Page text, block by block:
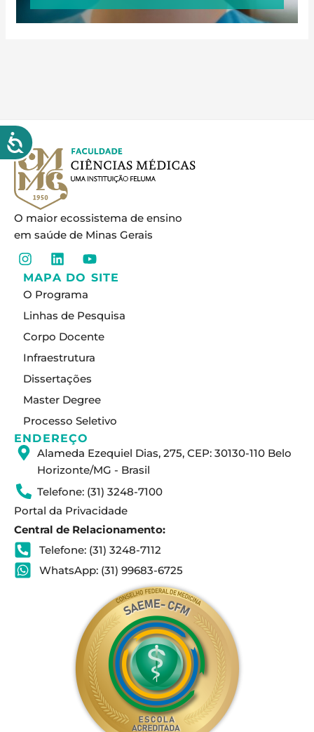
O maior ecossistema de ensino
em saúde de Minas Gerais
I
n
s
t
a
g
r
a
m
L
i
n
k
e
d
i
n
Y
o
u
u
b
e
MAPA DO SITE
O Programa
Linhas de Pesquisa
Corpo Docente
Infraestrutura
Dissertações
Master Degree
Processo Seletivo
ENDEREÇO
Alameda Ezequiel Dias, 275, CEP: 30130-110 Belo
Horizonte/MG - Brasil
Telefone: (31) 3248-7100
Portal da Privacidade
Central de Relacionamento:
Telefone: (31) 3248-7112
WhatsApp: (31) 99683-6725